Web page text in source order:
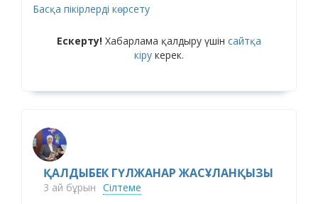
Басқа пікірлерді көрсету
Ескерту! Хабарлама қалдыру үшін сайтқа
кіру керек.
ҚАЛДЫБЕК ГҮЛЖАНАР ЖАСҰЛАНҚЫЗЫ
3 ай бұрын Сілтеме